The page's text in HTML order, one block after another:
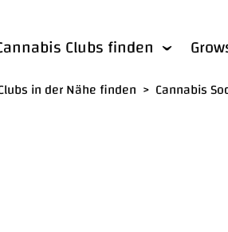
Clubs finden
in der Nähe finden > Cannabis